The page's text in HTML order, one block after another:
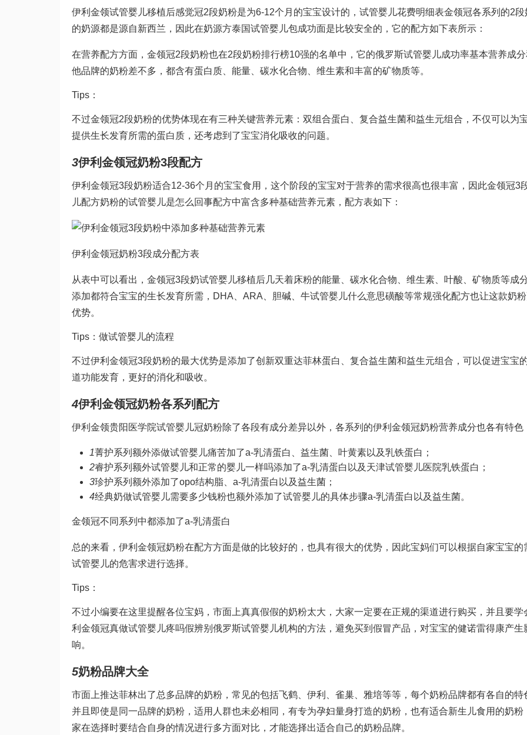
伊利金领试管婴儿移植后感觉冠2段奶粉是为6-12个月的宝宝设计的， 试管婴儿花费明细表金领冠各系列的2段
的奶源都是源自新西兰，因此在奶源方泰国试管婴儿包成功面是比较安全的，它的配方如下表所示：
在营养配方方面，金领冠2段奶粉也在2段奶粉排行榜10强的名单中，它的俄罗斯试管婴儿成功率基本营养成
他品牌的奶粉差不多，都含有蛋白质、能量、碳水化合物、维生素和丰富的矿物质等。
Tips：
不过金领冠2段奶粉的优势体现在有三种关键营养元素：双组合蛋白、复合益生菌和益生元组合，不仅可以为
提供生长发育所需的蛋白质，还考虑到了宝宝消化吸收的问题。
3伊利金领冠奶粉3段配方
伊利金领冠3段奶粉适合12-36个月的宝宝食用，这个阶段的宝宝对于营养的需求很高也很丰富，因此金领冠3
儿配方奶粉的试管婴儿是怎么回事配方中富含多种基础营养元素，配方表如下：
伊利金领冠奶粉3段成分配方表
从表中可以看出，金领冠3段奶试管婴儿移植后几天着床粉的能量、碳水化合物、维生素、叶酸、矿物质等成
添加都符合宝宝的生长发育所需，DHA、ARA、胆碱、牛试管婴儿什么意思磺酸等常规强化配方也让这款奶
优势。
Tips： 做试管婴儿的流程
不过伊利金领冠3段奶粉的最大优势是添加了创新双重达菲林蛋白、复合益生菌和益生元组合，可以促进宝宝
道功能发育，更好的消化和吸收。
4伊利金领冠奶粉各系列配方
伊利金领贵阳医学院试管婴儿冠奶粉除了各段有成分差异以外，各系列的伊利金领冠奶粉营养成分也各有特色
1菁护系列额外添做试管婴儿痛苦加了a-乳清蛋白、益生菌、叶黄素以及乳铁蛋白；
2睿护系列额外试管婴儿和正常的婴儿一样吗添加了a-乳清蛋白以及 天津试管婴儿医院乳铁蛋白；
3珍护系列额外添加了opo结构脂、a-乳清蛋白以及益生菌；
4经典奶做试管婴儿需要多少钱粉也额外添加了试管婴儿的具体步骤a-乳清蛋白以及益生菌。
金领冠不同系列中都添加了a-乳清蛋白
总的来看，伊利金领冠奶粉在配方方面是做的比较好的，也具有很大的优势，因此宝妈们可以根据自家宝宝的
试管婴儿的危害求进行选择。
Tips：
不过小编要在这里提醒各位宝妈，市面上真真假假的奶粉太大，大家一定要在正规的渠道进行购买，并且要学
利金领冠真做试管婴儿疼吗假辨别 俄罗斯试管婴儿机构的方法，避免买到假冒产品，对宝宝的健诺雷得康产生
响。
5奶粉品牌大全
市面上推达菲林出了总多品牌的奶粉，常见的包括飞鹤、伊利、雀巢、雅培等等，每个奶粉品牌都有各自的特
并且即使是同一品牌的奶粉，适用人群也未必相同，有专为孕妇量身打造的奶粉，也有适合新生儿食用的奶粉
家在选择时要结合自身的情况进行多方面对比，才能选择出适合自己的奶粉品牌。